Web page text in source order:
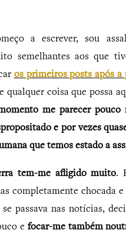
a escrever, sou
semelhantes aos que
os primeiros posts após a
qualquer coisa que possa
me parecer pouco
e por vezes
que temos estado a
tem-me afligido muito.
completamente chocada e
passava nas notícias,
e focar-me também